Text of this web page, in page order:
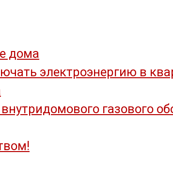
дома
электроэнергию в
газового